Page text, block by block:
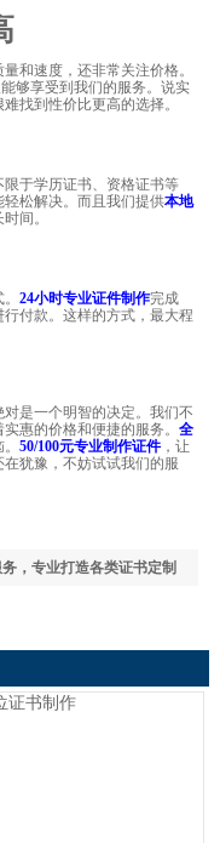
和速度，还非常关注价格。
够享受到我们的服务。说实
找到性价比更高的选择。
限于学历证书、资格证书等
松解决。而且我们提供本地
间。
24小时专业证件制作完成
付款。这样的方式，最大程
是一个明智的决定。我们不
惠的价格和便捷的服务。 全
50/100元专业制作证件，让
犹豫，不妨试试我们的服
，专业打造各类证书定制